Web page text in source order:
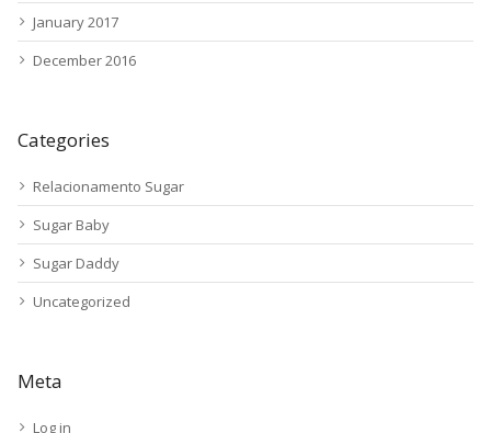
January 2017
December 2016
Categories
Relacionamento Sugar
Sugar Baby
Sugar Daddy
Uncategorized
Meta
Log in